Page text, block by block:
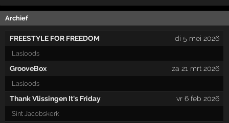
Archief
FREESTYLE FOR FREEDOM di 5 mei 2026
Lasloods
GrooveBox za 21 mrt 2026
Lasloods
Thank Vlissingen It's Friday vr 6 feb 2026
Sint Jacobskerk